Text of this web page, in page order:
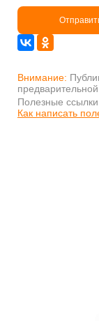
Внимание:
Полезные
Как написать